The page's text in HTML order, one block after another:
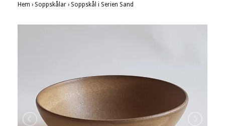
Hem › Soppskålar › Soppskål i Serien Sand